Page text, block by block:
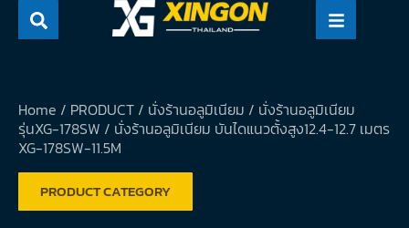
Skip
Home / PRODUCT / นั่งร้านอลูมิเนียม / นั่งร้านอลูมิเนียม
รุ่นXG-178SW / นั่งร้านอลูมิเนียม บันไดแนวตั้งสูง12.4-12.7 เมตร
XG-178SW-11.5M
PRODUCT CATEGORY